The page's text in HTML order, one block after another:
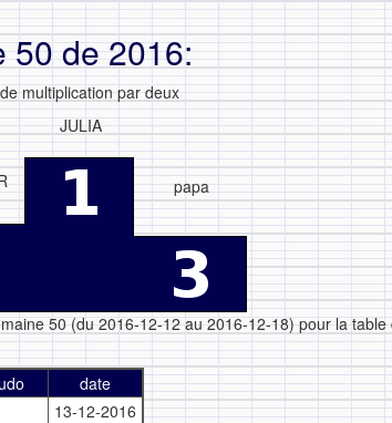
50 de 2016:
multiplication par deux
JULIA
papa
50 (du 2016-12-12 au 2016-12-18) pour la table
date
13-12-2016